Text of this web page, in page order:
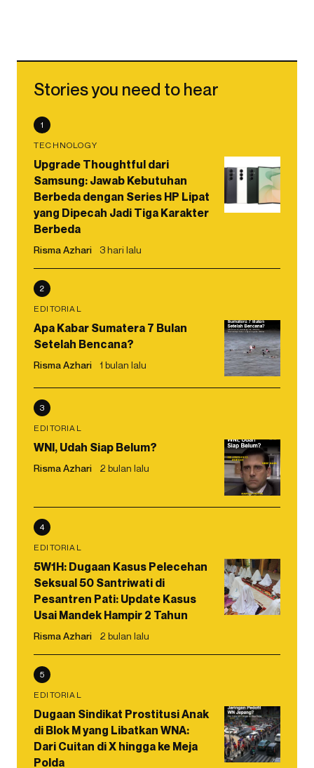
Stories you need to hear
1
TECHNOLOGY
Upgrade Thoughtful dari
Samsung: Jawab Kebutuhan
Berbeda dengan Series HP Lipat
yang Dipecah Jadi Tiga Karakter
Berbeda
Risma Azhari 3 hari lalu
2
EDITORIAL
Apa Kabar Sumatera 7 Bulan
Setelah Bencana?
Risma Azhari 1 bulan lalu
3
EDITORIAL
WNI, Udah Siap Belum?
Risma Azhari 2 bulan lalu
4
EDITORIAL
5W1H: Dugaan Kasus Pelecehan
Seksual 50 Santriwati di
Pesantren Pati: Update Kasus
Usai Mandek Hampir 2 Tahun
Risma Azhari 2 bulan lalu
5
EDITORIAL
Dugaan Sindikat Prostitusi Anak
di Blok M yang Libatkan WNA:
Dari Cuitan di X hingga ke Meja
Polda